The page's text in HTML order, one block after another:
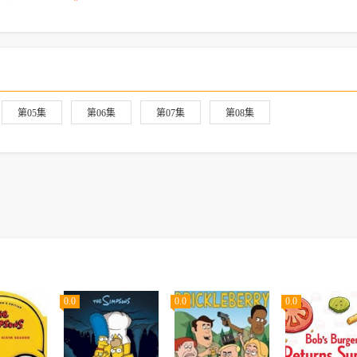
第05集 第06集 第07集 第08集
0.0 0.0 0.0